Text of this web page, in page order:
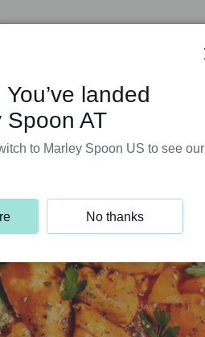
landed
Spoon AT
to Marley Spoon US to see our
No thanks